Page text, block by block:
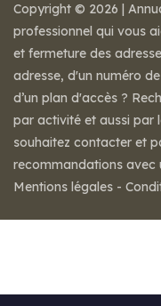
Copyright © 2026 |
professionnel qui vous
et fermeture des
adresse, d'un numéro
d’un plan d'accès ?
par activité et aussi par
souhaitez contacter et
recommandations avec
Mentions légales -